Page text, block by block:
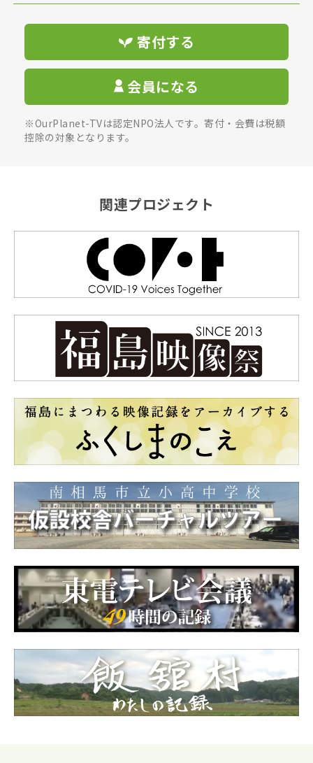
寄付する
会員になる
※OurPlanet-TVは認定NPO法人です。寄付・会費は税額
控除の対象となります。
関連プロジェクト